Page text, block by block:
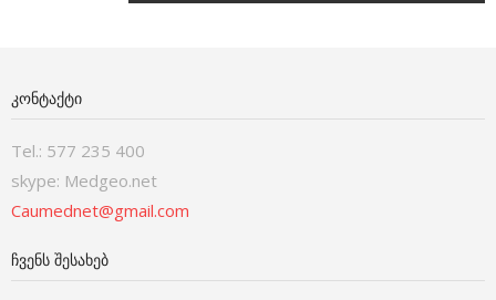
ᲙᲝᲜᲢᲐᲥᲢᲘ
Tel.: 577 235 400
skype: Medgeo.net
Caumednet@gmail.com
ᲩᲕᲔᲜᲡ ᲨᲔᲡᲐᲮᲔᲑ